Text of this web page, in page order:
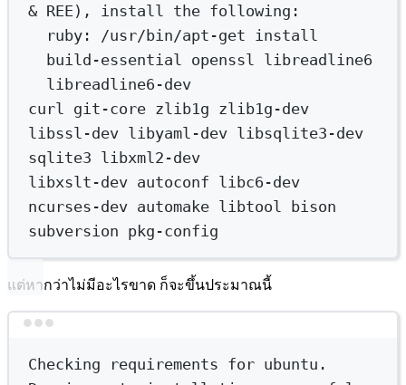
& REE), install the following:
ruby:
/usr/bin/apt-get
install
build-essential
openssl
libreadline6
libreadline6-dev
curl
git-core zlib1g zlib1g-dev
libssl-dev libyaml-dev libsqlite3-dev
sqlite3 libxml2-dev
libxslt-dev autoconf libc6-dev
ncurses-dev automake libtool
bison
subversion pkg-config
แต่หากว่าไม่มีอะไรขาด ก็จะขึ้นประมาณนี้
Checking requirements for ubuntu.